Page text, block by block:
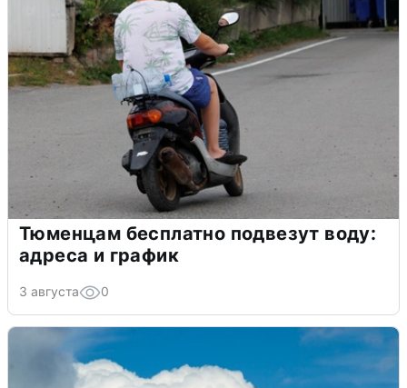
Тюменцам бесплатно подвезут воду:
адреса и график
3 августа 0